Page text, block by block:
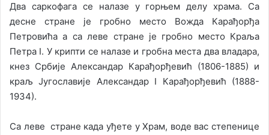
Два саркофага се налазе у горњем делу храма. Са
десне стране је гробно место Вожда Карађорђа
Петровића а са леве стране је гробно место Краља
Петра I. У крипти се налазе и гробна места два владара,
кнез Србије Александар Карађорђевић (1806-1885) и
краљ Југославије Александар I Карађорђевић (1888-
1934).
Са леве стране када уђете у Храм, воде вас степенице